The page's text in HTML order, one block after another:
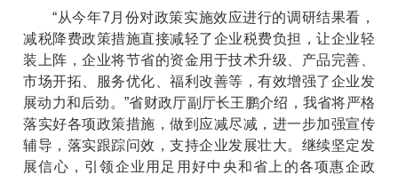
“从今年7月份对政策实施效应进行的调研结果看，
减税降费政策措施直接减轻了企业税费负担，让企业轻
装上阵，企业将节省的资金用于技术升级、产品完善、
市场开拓、服务优化、福利改善等，有效增强了企业发
展动力和后劲。”省财政厅副厅长王鹏介绍，我省将严格
落实好各项政策措施，做到应减尽减，进一步加强宣传
辅导，落实跟踪问效，支持企业发展壮大。继续坚定发
展信心，引领企业用足用好中央和省上的各项惠企政